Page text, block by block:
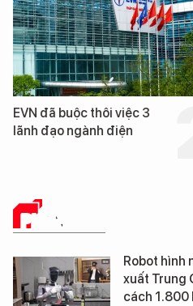
Trung Quốc phát hiện “mỏ
cao su tự nhiên” từ một
PHÂN TÍCH
Robot hình
xuất Trung
cách 1.800